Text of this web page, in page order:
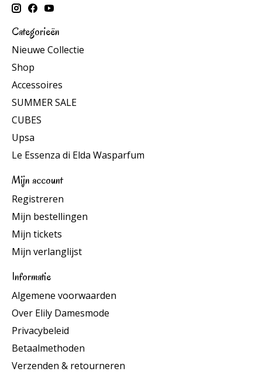
Categorieën
Nieuwe Collectie
Shop
Accessoires
SUMMER SALE
CUBES
Upsa
Le Essenza di Elda Wasparfum
Mijn account
Registreren
Mijn bestellingen
Mijn tickets
Mijn verlanglijst
Informatie
Algemene voorwaarden
Over Elily Damesmode
Privacybeleid
Betaalmethoden
Verzenden & retourneren